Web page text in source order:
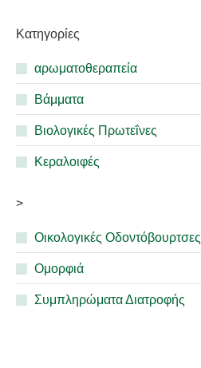
Κατηγορίες
αρωματοθεραπεία
Βάμματα
Βιολογικές Πρωτεΐνες
Κεραλοιφές
>
Οικολογικές Οδοντόβουρτσες
Ομορφιά
Συμπληρώματα Διατροφής